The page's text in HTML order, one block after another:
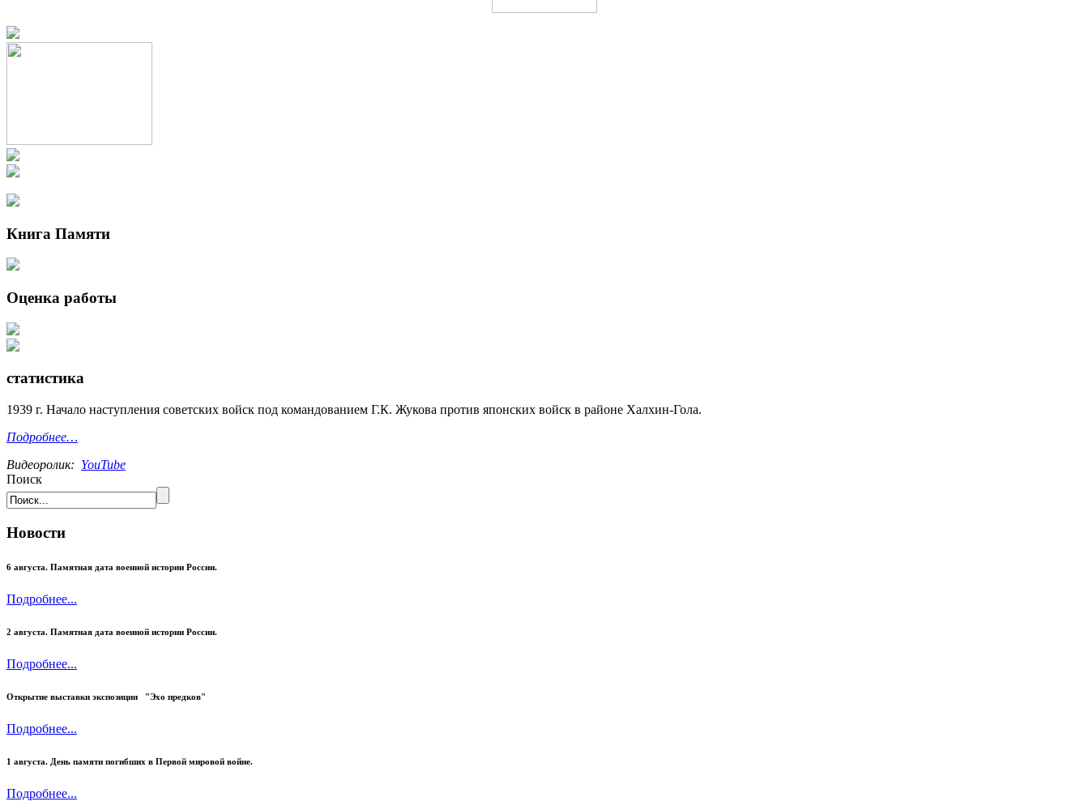
Книга Памяти
Оценка работы
статистика
1939 г. Начало наступления советских войск под командованием Г.К. Жукова против японских войск в районе Халхин-Гола.
Подробнее…
Видеоролик: YouTube
Поиск
Новости
6 августа. Памятная дата военной истории России.
Подробнее...
2 августа. Памятная дата военной истории России.
Подробнее...
Открытие выставки экспозиции "Эхо предков"
Подробнее...
1 августа. День памяти погибших в Первой мировой войне.
Подробнее...